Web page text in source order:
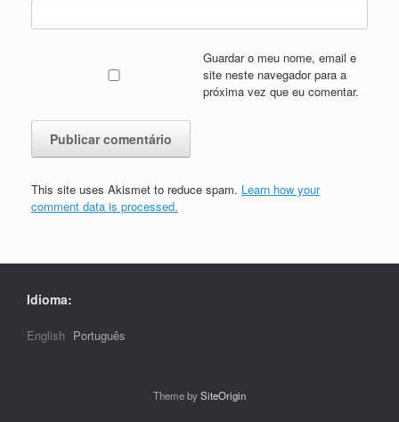
Guardar o meu nome, email e
site neste navegador para a
próxima vez que eu comentar.
This site uses Akismet to reduce spam. Learn how your
comment data is processed.
Idioma:
English Português
Theme bySiteOrigin